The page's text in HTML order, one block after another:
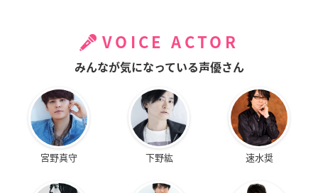
VOICE ACTOR
みんなが気になっている声優さん
宮野真守 下野紘 速水奨